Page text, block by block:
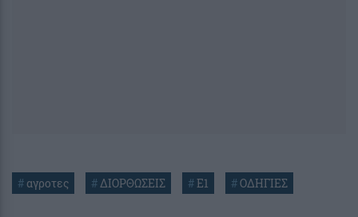
# αγροτες # ΔΙΟΡΘΩΣΕΙΣ #Ε1 #ΟΔΗΓΙΕΣ